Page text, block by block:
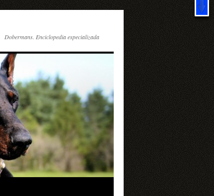
Dobermans. Enciclopedia especializada